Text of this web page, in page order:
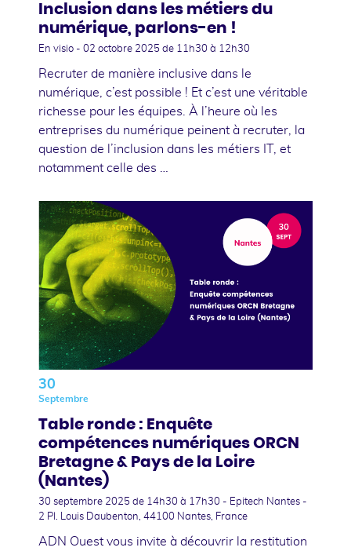
Inclusion dans les métiers du
numérique, parlons-en !
En visio - 02 octobre 2025 de 11h30 à 12h30
Recruter de manière inclusive dans le
numérique, c’est possible ! Et c’est une véritable
richesse pour les équipes. À l’heure où les
entreprises du numérique peinent à recruter, la
question de l’inclusion dans les métiers IT, et
notamment celle des …
30
Septembre
Table ronde : Enquête
compétences numériques ORCN
Bretagne & Pays de la Loire
(Nantes)
30 septembre 2025 de 14h30 à 17h30 - Epitech Nantes -
2 Pl. Louis Daubenton, 44100 Nantes, France
ADN Ouest vous invite à découvrir la restitution